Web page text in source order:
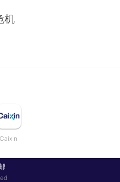
机
Caixin